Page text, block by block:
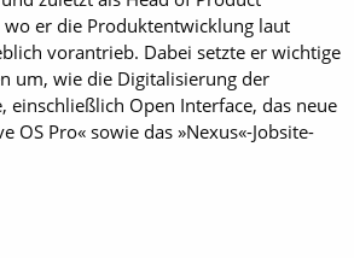
wo er die Produktentwicklung laut
vorantrieb. Dabei setzte er wichtige
um, wie die Digitalisierung der
einschließlich Open Interface, das neue
OS Pro« sowie das »Nexus«-Jobsite-